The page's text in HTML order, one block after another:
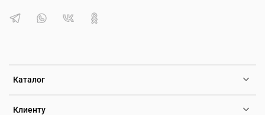
Каталог
Клиенту